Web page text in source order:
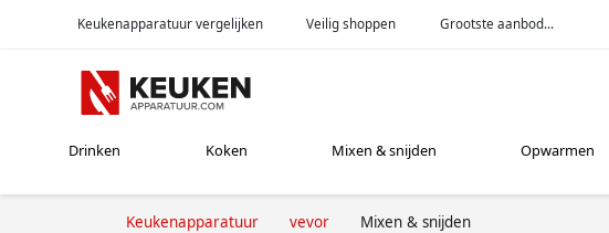
Keukenapparatuur vergelijken Veilig shoppen Grootste aanbod...
Drinken Koken Mixen & snijden Opwarmen
Keukenapparatuur vevor Mixen & snijden